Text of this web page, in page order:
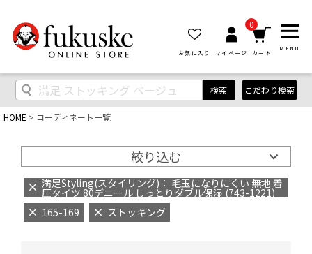
お気に入り マイページ
0
カート
MENU
検索 こだわり検索
HOME コーディネート一覧
絞り込む
満足Styling(スタイリング)： 毛玉になりにくい 無地 着
圧タイツ 80デニール しっとりダブル保湿 (743-1221)
165-169
ストッキング